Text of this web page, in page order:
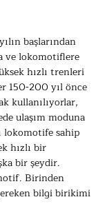
başlarından
ve lokomotiflere
hızlı trenleri
150-200 yıl önce
kullanılıyorlar,
ulaşım moduna
lokomotife sahip
hızlı bir
bir şeydir.
Birinden
bilgi birikimi